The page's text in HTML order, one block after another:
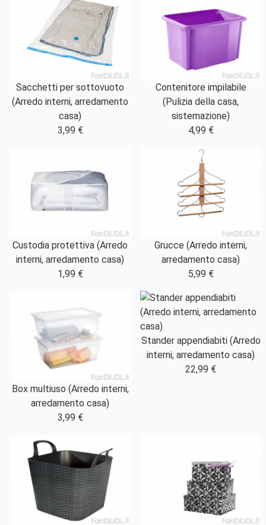
Sacchetti per sottovuoto
(Arredo interni, arredamento
casa)
3,99 €
Contenitore impilabile
(Pulizia della casa,
sistemazione)
4,99 €
Custodia protettiva (Arredo
interni, arredamento casa)
1,99 €
Grucce (Arredo interni,
arredamento casa)
5,99 €
Box multiuso (Arredo interni,
arredamento casa)
3,99 €
Stander appendiabiti (Arredo
interni, arredamento casa)
22,99 €